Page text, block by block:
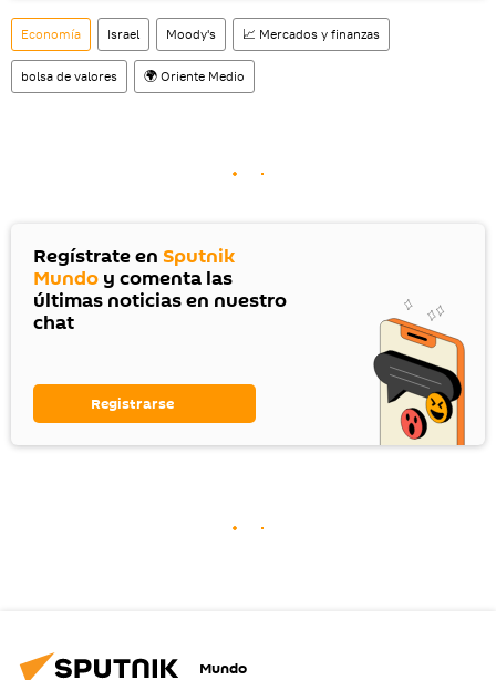
Economía Israel Moody's 📈 Mercados y finanzas
bolsa de valores 🌍 Oriente Medio
Regístrate en Sputnik
Mundo y comenta las
últimas noticias en nuestro
chat
Registrarse
Mundo